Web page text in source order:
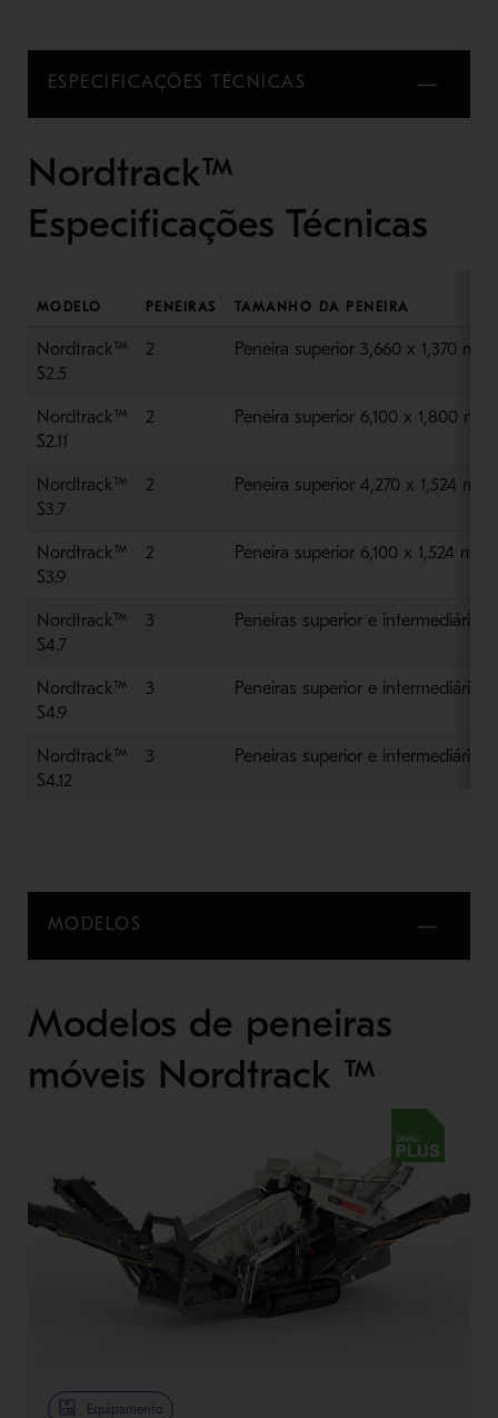
ESPECIFICAÇÕES TÉCNICAS
Nordtrack™
Especificações Técnicas
MODELO PENEIRAS TAMANHO DA PENEIRA
Nordtrack™
S2.5
2 Peneira superior 3,660 x 1,370 mm
Nordtrack™
S2.11
2 Peneira superior 6,100 x 1,800
Nordtrack™
S3.7
2 Peneira superior 4,270 x 1,524 mm
Nordtrack™
S3.9
2 Peneira superior 6,100 x 1,524 mm
Nordtrack™
S4.7
3 Peneiras superior e intermediária
Nordtrack™
S4.9
3 Peneiras superior e intermediária
Nordtrack™
S4.12
3 Peneiras superior e intermediária
MODELOS
Modelos de peneiras
móveis Nordtrack ™
Metso PlusEquipamento